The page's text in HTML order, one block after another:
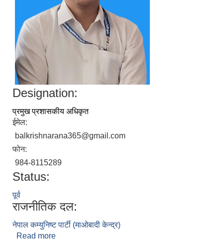
Designation:
प्रमुख प्रशासकीय अधिकृत
ईमेल:
balkrishnarana365@gmail.com
फोन:
984-8115289
Status:
पूर्व
राजनीतिक दल:
नेपाल कम्युनिष्ट पार्टी (माओबादी केन्द्र)
Read more